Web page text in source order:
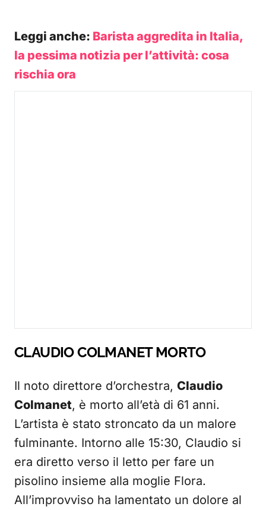
Leggi anche: Barista aggredita in Italia,
la pessima notizia per l’attività: cosa
rischia ora
CLAUDIO COLMANET MORTO
Il noto direttore d’orchestra, Claudio
Colmanet, è morto all’età di 61 anni.
L’artista è stato stroncato da un malore
fulminante. Intorno alle 15:30, Claudio si
era diretto verso il letto per fare un
pisolino insieme alla moglie Flora.
All’improvviso ha lamentato un dolore al